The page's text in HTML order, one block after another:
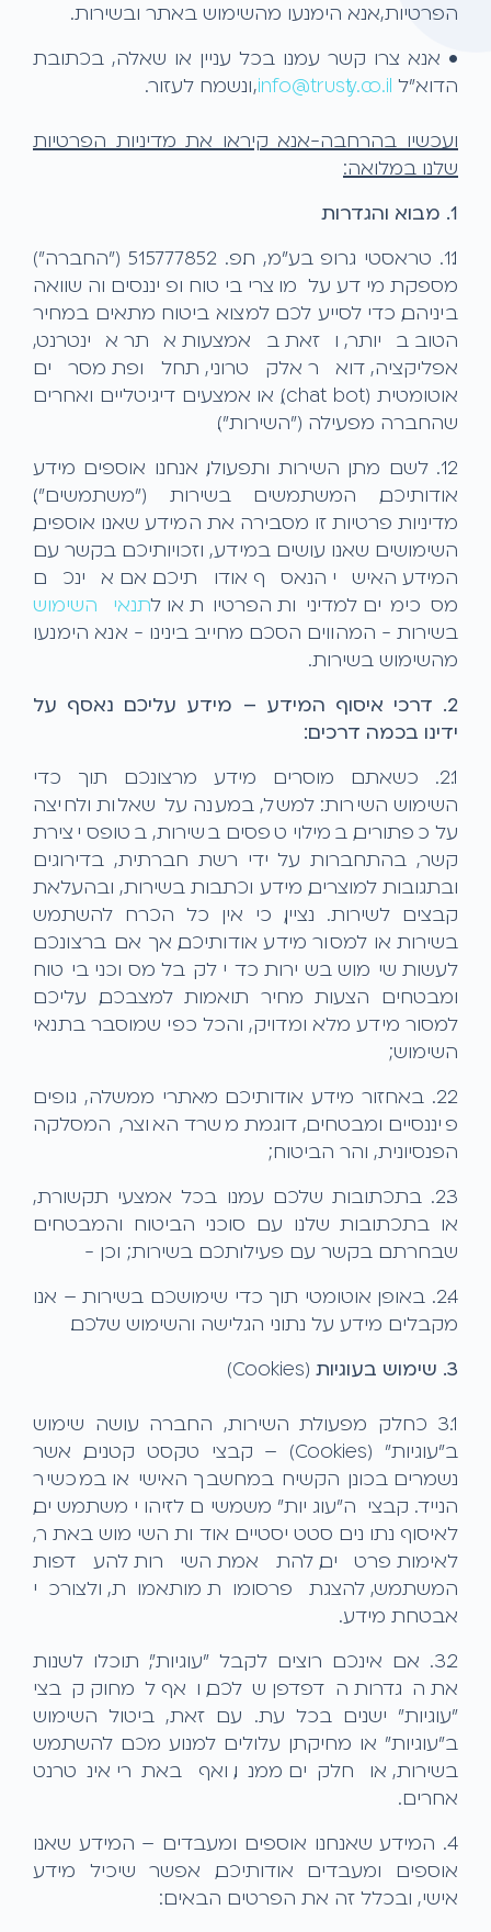
הפרטיות,אנא הימנעו מהשימוש באתר ובשירות.
• אנא צרו קשר עמנו בכל עניין או שאלה, בכתובת
הדוא"ל info@trusty.co.il, ונשמח לעזור.
ועכשיו בהרחבה-אנא קיראו את מדיניות הפרטיות
שלנו במלואה:
1. מבוא והגדרות
1.1. טראסטי גרופ בע"מ, ח.פ. 515777852 ("החברה")
מספקת מידע על מוצרי ביטוח ופיננסים והשוואה
ביניהם, כדי לסייע לכם למצוא ביטוח מתאים במחיר
הטוב ביותר, וזאת באמצעות אתר אינטרנט,
אפליקציה, דואר אלקטרוני, תחלופת מסרים
אוטומטית (chat bot), או אמצעים דיגיטליים ואחרים
שהחברה מפעילה ("השירות").
1.2. לשם מתן השירות ותפעולו, אנחנו אוספים מידע
אודותיכם, המשתמשים בשירות ("משתמשים").
מדיניות פרטיות זו מסבירה את המידע שאנו אוספים,
השימושים שאנו עושים במידע, וזכויותיכם בקשר עם
המידע האישי הנאסף אודותיכם. אם אינכם
מסכימים למדיניות הפרטיות או לתנאי השימוש
בשירות - המהווים הסכם מחייב בינינו - אנא הימנעו
מהשימוש בשירות.
2. דרכי איסוף המידע – מידע עליכם נאסף על
ידינו בכמה דרכים:
2.1. כשאתם מוסרים מידע מרצונכם תוך כדי
השימוש השירות: למשל, במענה על שאלות ולחיצה
על כפתורים, במילוי טפסים בשירות, בטופס יצירת
קשר, בהתחברות על ידי רשת חברתית, בדירוגים
ובתגובות למוצרים, מידע וכתבות בשירות, ובהעלאת
קבצים לשירות. נציין, כי אין כל הכרח להשתמש
בשירות או למסור מידע אודותיכם, אך אם ברצונכם
לעשות שימוש בשירות כדי לקבל מסוכני ביטוח
ומבטחים הצעות מחיר תואמות למצבכם, עליכם
למסור מידע מלא ומדויק, והכל כפי שמוסבר בתנאי
השימוש;
2.2. באחזור מידע אודותיכם מאתרי ממשלה, גופים
פיננסיים ומבטחים, דוגמת משרד האוצר, המסלקה
הפנסיונית, והר הביטוח;
2.3. בתכתובות שלכם עמנו בכל אמצעי תקשורת,
או בתכתובות שלנו עם סוכני הביטוח והמבטחים
שבחרתם בקשר עם פעילותכם בשירות; וכן -
2.4. באופן אוטומטי תוך כדי שימושכם בשירות – אנו
מקבלים מידע על נתוני הגלישה והשימוש שלכם.
3. שימוש בעוגיות
(Cookies)
3.1 כחלק מפעולת השירות, החברה עושה שימוש
ב"עוגיות" (Cookies) – קבצי טקסט קטנים, אשר
נשמרים בכונן הקשיח במחשבך האישי או במכשיר
הנייד. קבצי ה"עוגיות" משמשים לזיהוי משתמשים,
לאיסוף נתונים סטטיסטיים אודות השימוש באתר,
לאימות פרטים, להתאמת השירות להעדפות
המשתמש, להצגת פרסומות מותאמות, ולצורכי
אבטחת מידע.
3.2. אם אינכם רוצים לקבל "עוגיות", תוכלו לשנות
את הגדרות הדפדפן שלכם, ואף למחוק קבצי
"עוגיות" ישנים בכל עת. עם זאת, ביטול השימוש
ב"עוגיות" או מחיקתן עלולים למנוע מכם להשתמש
בשירות, או חלקים ממנו, ואף באתרי אינטרנט
אחרים.
4. המידע שאנחנו אוספים ומעבדים – המידע שאנו
אוספים ומעבדים אודותיכם, אפשר שיכיל מידע
אישי, ובכלל זה את הפרטים הבאים: